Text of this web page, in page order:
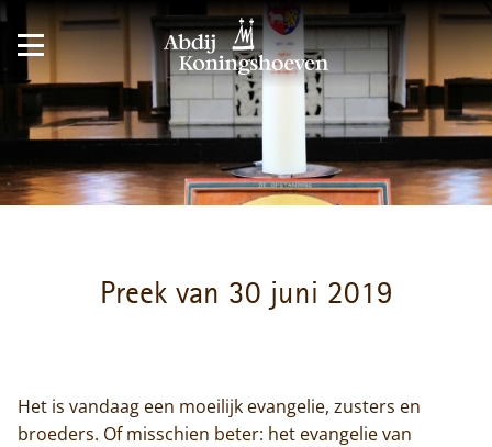
Preek van 30 juni 2019
Het is vandaag een moeilijk evangelie, zusters en
broeders. Of misschien beter: het evangelie van